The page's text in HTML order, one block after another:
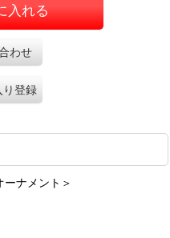
入れる
わせ
り登録
ナメント＞